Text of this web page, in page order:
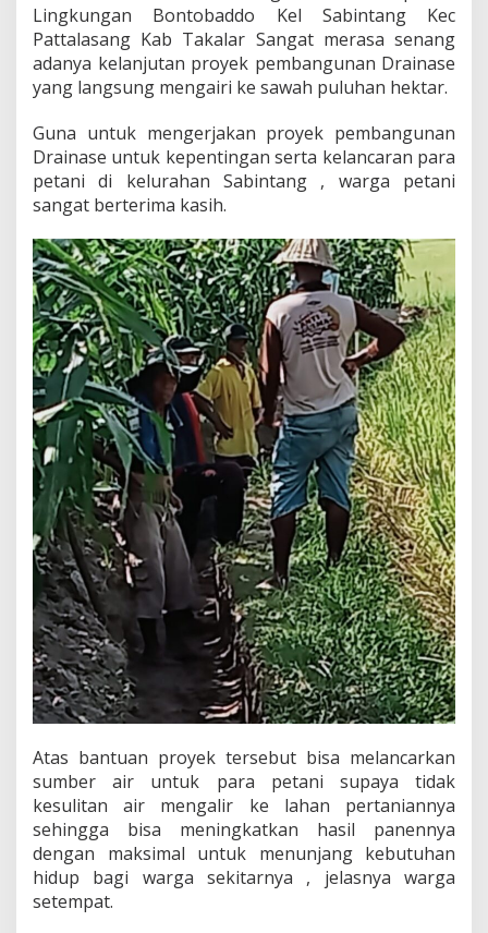
a
K
e
l
a
j
u
t
a
n
r
o
y
e
k
D
r
a
i
n
a
s
e
D
a
r
i
A
n
g
R
R
.
H
Lingkungan Bontobaddo Kel Sabintang Kec
Pattalasang Kab Takalar Sangat merasa senang
adanya kelanjutan proyek pembangunan Drainase
yang langsung mengairi ke sawah puluhan hektar.
Guna untuk mengerjakan proyek pembangunan
Drainase untuk kepentingan serta kelancaran para
petani di kelurahan Sabintang , warga petani
sangat berterima kasih.
Atas bantuan proyek tersebut bisa melancarkan
sumber air untuk para petani supaya tidak
kesulitan air mengalir ke lahan pertaniannya
sehingga bisa meningkatkan hasil panennya
dengan maksimal untuk menunjang kebutuhan
hidup bagi warga sekitarnya , jelasnya warga
setempat.